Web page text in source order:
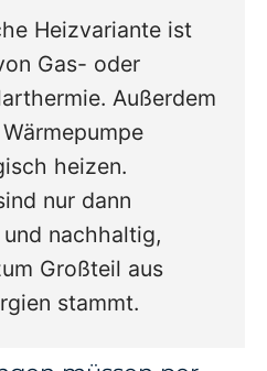
Heizvariante ist
Gas- oder
Außerdem
heizen.
nur dann
nachhaltig,
Großteil aus
stammt.